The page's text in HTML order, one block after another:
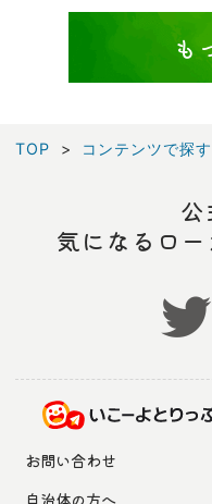
も
TOP コンテンツで探
公
気になるロ
お問い合わせ
自治体の方へ